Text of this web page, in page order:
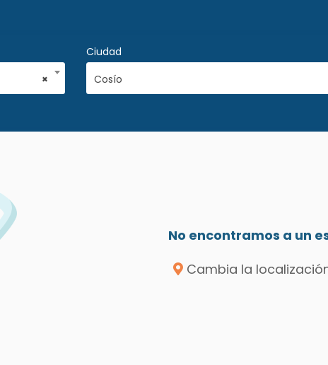
×
Ciudad
Cosío
No encontramos a un
Cambia la